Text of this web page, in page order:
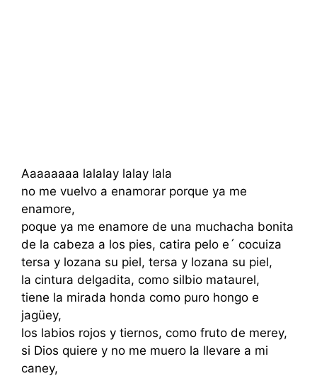
Aaaaaaaa lalalay lalay lala
no me vuelvo a enamorar porque ya me
enamore,
poque ya me enamore de una muchacha bonita
de la cabeza a los pies, catira pelo e´ cocuiza
tersa y lozana su piel, tersa y lozana su piel,
la cintura delgadita, como silbio mataurel,
tiene la mirada honda como puro hongo e
jagüey,
los labios rojos y tiernos, como fruto de merey,
si Dios quiere y no me muero la llevare a mi
caney,